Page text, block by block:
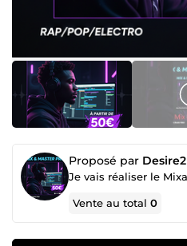
Proposé par Desire2
Vente au total0